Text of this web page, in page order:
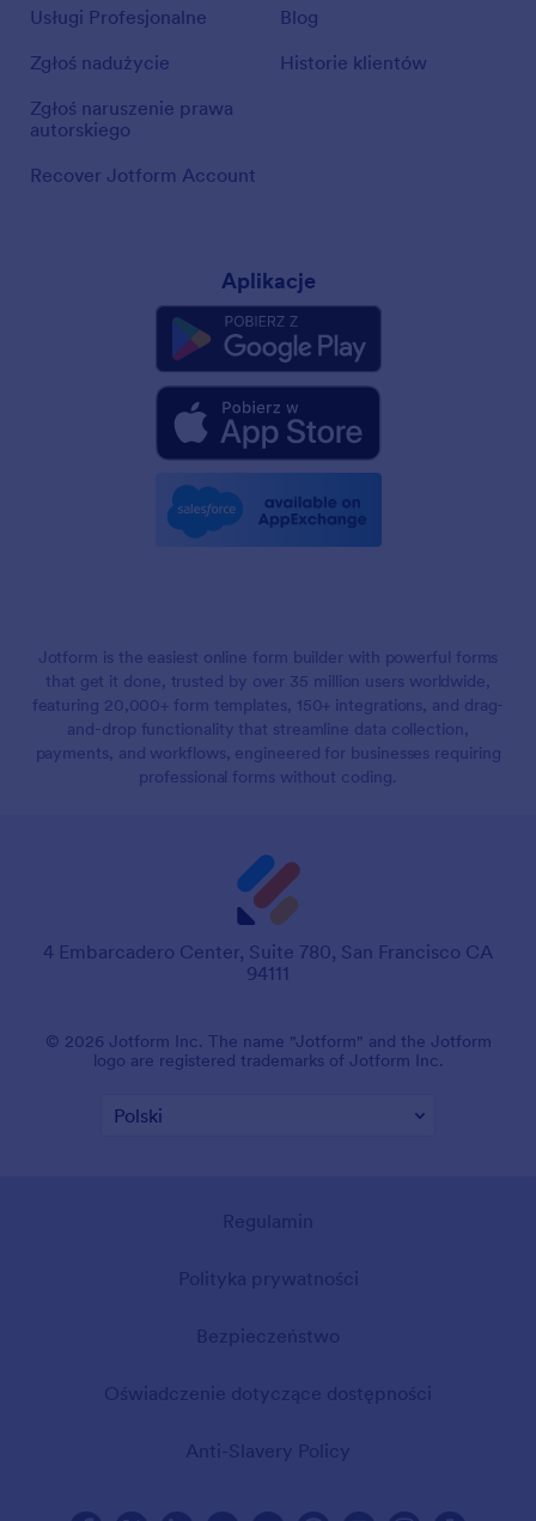
Usługi Profesjonalne
Zgłoś nadużycie
Zgłoś naruszenie prawa
autorskiego
Recover Jotform Account
Blog
Historie klientów
Aplikacje
Jotform is the easiest online form builder with powerful forms
that get it done, trusted by over 35 million users worldwide,
featuring 20,000+ form templates, 150+ integrations, and drag-
and-drop functionality that streamline data collection,
payments, and workflows, engineered for businesses requiring
professional forms without coding.
4 Embarcadero Center, Suite 780, San Francisco CA
94111
© 2026 Jotform Inc. The name "Jotform" and the Jotform
logo are registered trademarks of Jotform Inc.
Regulamin
Polityka prywatności
Bezpieczeństwo
Oświadczenie dotyczące dostępności
Anti-Slavery Policy